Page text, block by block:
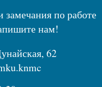
по работе
нам!
62